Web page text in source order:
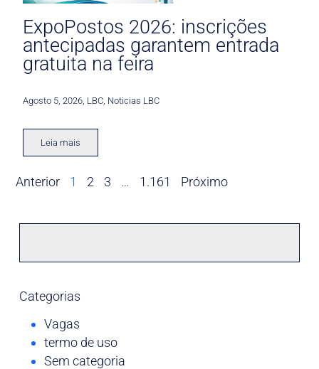
ExpoPostos 2026: inscrições
antecipadas garantem entrada
gratuita na feira
Agosto 5, 2026 LBC Noticias LBC
Leia mais
Anterior 1 2 3 … 1.161 Próximo
Categorias
Vagas
termo de uso
Sem categoria